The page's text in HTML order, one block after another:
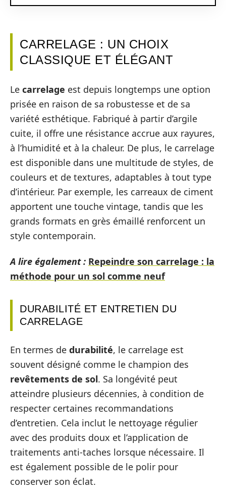
CARRELAGE : UN CHOIX
CLASSIQUE ET ÉLÉGANT
Le carrelage est depuis longtemps une option
prisée en raison de sa robustesse et de sa
variété esthétique. Fabriqué à partir d’argile
cuite, il offre une résistance accrue aux rayures,
à l’humidité et à la chaleur. De plus, le carrelage
est disponible dans une multitude de styles, de
couleurs et de textures, adaptables à tout type
d’intérieur. Par exemple, les carreaux de ciment
apportent une touche vintage, tandis que les
grands formats en grès émaillé renforcent un
style contemporain.
A lire également : Repeindre son carrelage : la
méthode pour un sol comme neuf
DURABILITÉ ET ENTRETIEN DU
CARRELAGE
En termes de durabilité, le carrelage est
souvent désigné comme le champion des
revêtements de sol. Sa longévité peut
atteindre plusieurs décennies, à condition de
respecter certaines recommandations
d’entretien. Cela inclut le nettoyage régulier
avec des produits doux et l’application de
traitements anti-taches lorsque nécessaire. Il
est également possible de le polir pour
conserver son éclat.